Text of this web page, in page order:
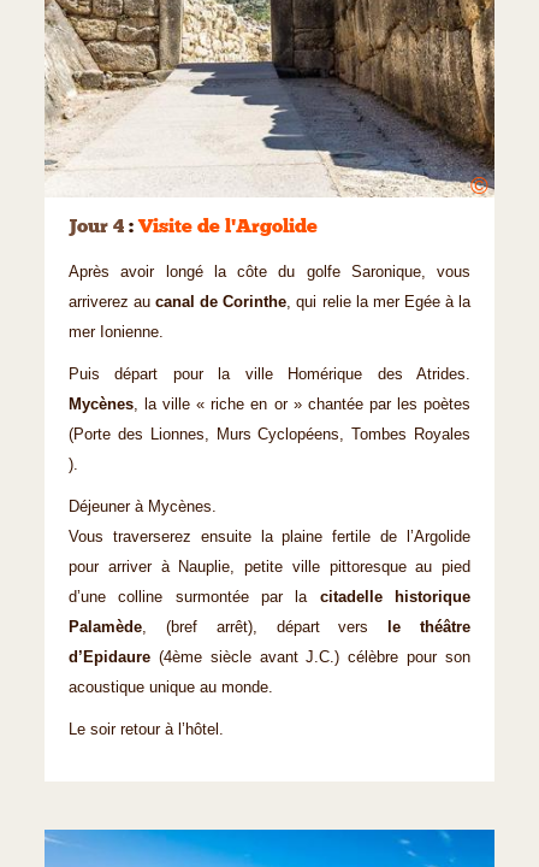
©
Jour 4 : Visite de l'Argolide
Après avoir longé la côte du golfe Saronique, vous
arriverez aucanal de Corinthe, qui relie la mer Egée à la
mer Ionienne.
Puis départ pour la ville Homérique des Atrides.
Mycènes, la ville « riche en or » chantée par les poètes
(Porte des Lionnes, Murs Cyclopéens, Tombes Royales
).
Déjeuner à Mycènes.
Vous traverserez ensuite la plaine fertile de l’Argolide
pour arriver à Nauplie, petite ville pittoresque au pied
d’une colline surmontée par la citadelle historique
Palamède, (bref arrêt), départ vers
le théâtre
d’Epidaure (4ème siècle avant J.C.) célèbre pour son
acoustique unique au monde.
Le soir retour à l’hôtel.